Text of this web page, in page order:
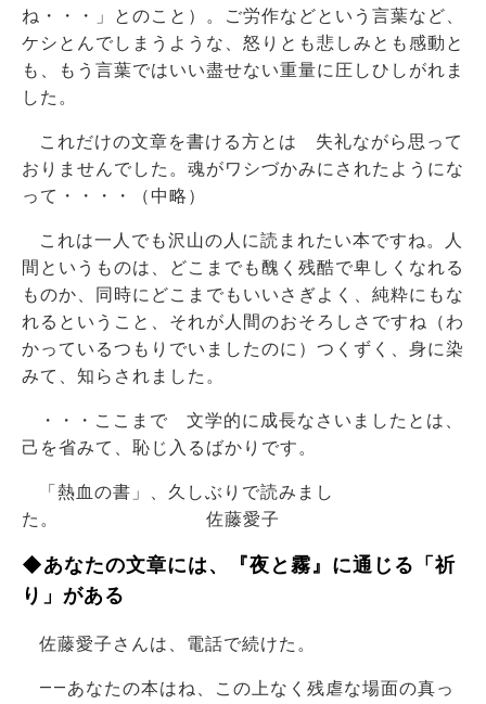
ね・・・」とのこと）。ご労作などという言葉など、
ケシとんでしまうような、怒りとも悲しみとも感動と
も、もう言葉ではいい盡せない重量に圧しひしがれま
した。
これだけの文章を書ける方とは 失礼ながら思って
おりませんでした。魂がワシづかみにされたようにな
って・・・・（中略）
これは一人でも沢山の人に読まれたい本ですね。人
間というものは、どこまでも醜く残酷で卑しくなれる
ものか、同時にどこまでもいいさぎよく、純粋にもな
れるということ、それが人間のおそろしさですね（わ
かっているつもりでいましたのに）つくずく、身に染
みて、知らされました。
・・・ここまで 文学的に成長なさいましたとは、
己を省みて、恥じ入るばかりです。
「熱血の書」、久しぶりで読みまし
た。 佐藤愛子
◆あなたの文章には、『夜と霧』に通じる「祈
り」がある
佐藤愛子さんは、電話で続けた。
――あなたの本はね、この上なく残虐な場面の真っ